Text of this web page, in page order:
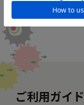
ご利用ガイド